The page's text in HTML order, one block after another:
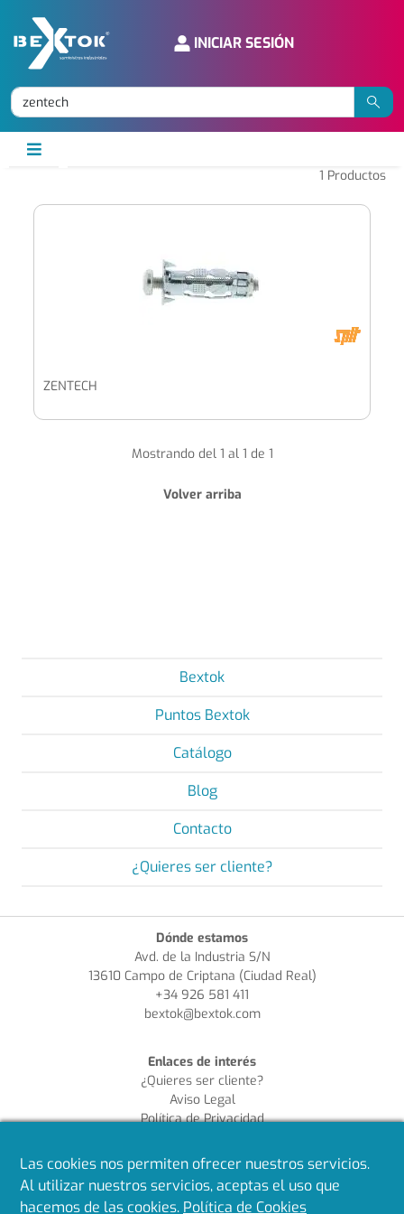
INICIAR SESIÓN
1 Productos
ZENTECH
Mostrando del 1 al 1 de 1
Volver arriba
Bextok
Puntos Bextok
Catálogo
Blog
Contacto
¿Quieres ser cliente?
Dónde estamos
Avd. de la Industria S/N
13610 Campo de Criptana (Ciudad Real)
+34 926 581 411
bextok@bextok.com
Enlaces de interés
¿Quieres ser cliente?
Aviso Legal
Política de Privacidad
Política de Calidad
Síguenos en redes
Las cookies nos permiten ofrecer nuestros servicios.
Al utilizar nuestros servicios, aceptas el uso que
hacemos de las cookies. Política de Cookies